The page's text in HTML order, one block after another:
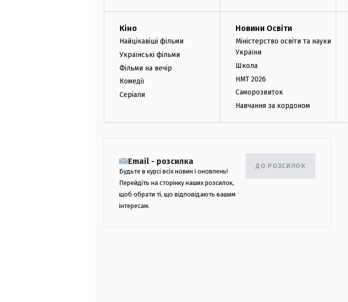
Кіно
Найцікавіші фільми
Українські фільми
Фільми на вечір
Комедії
Серіали
Новини Освіти
Міністерство освіти та науки
України
Школа
НМТ 2026
Саморозвиток
Навчання за кордоном
Email - розсилка
Будьте в курсі всіх новин і оновлень!
Перейдіть на сторінку наших розсилок,
щоб обрати ті, що відповідають вашим
інтересам.
ДО РОЗСИЛОК